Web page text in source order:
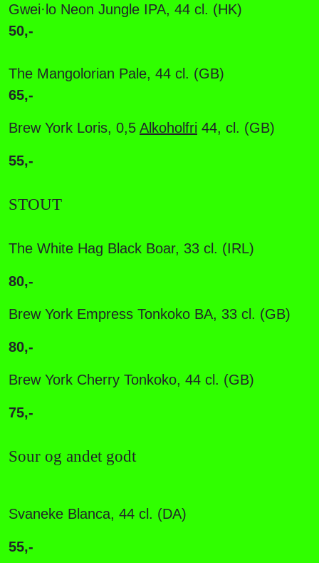
Gwei·lo Neon Jungle IPA, 44 cl. (HK)
50,-
The Mangolorian Pale, 44 cl. (GB)
65,-
Brew York Loris, 0,5 Alkoholfri 44, cl. (GB)
55,-
STOUT
The White Hag Black Boar, 33 cl. (IRL)
80,-
Brew York Empress Tonkoko BA, 33 cl. (GB)
80,-
Brew York Cherry Tonkoko, 44 cl. (GB)
75,-
Sour og andet godt
Svaneke Blanca, 44 cl. (DA)
55,-